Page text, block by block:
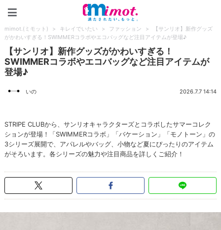
mimot.(ミモット) > キレイでいたい > ファッション >
【サンリオ】新作グッズ
がかわいすぎる！SWIMMERコラボやエコバッグなど注目アイテムが登場♪
【サンリオ】新作グッズがかわいすぎる！
SWIMMERコラボやエコバッグなど注目アイテムが
登場♪
いの 2026.7.7 14:14
STRIPE CLUBから、サンリオキャラクターズとコラボしたサマーコレク
ションが登場！「SWIMMERコラボ」「バケーション」「モノトーン」の
3シリーズ展開で、アパレルやバッグ、小物など夏にぴったりのアイテム
がそろいます。各シリーズの魅力や注目商品を詳しくご紹介！